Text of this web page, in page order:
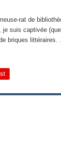
rat de
suis captivée
briques